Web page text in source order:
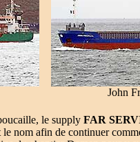
John
le supply FAR
nom afin de continuer